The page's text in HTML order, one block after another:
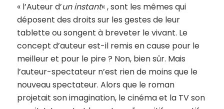
« l’Auteur d’un instant« , sont les mêmes qui
déposent des droits sur les gestes de leur
tablette ou songent à breveter le vivant. Le
concept d’auteur est-il remis en cause pour le
meilleur et pour le pire ? Non, bien sûr. Mais
l’auteur-spectateur n’est rien de moins que le
nouveau spectateur. Alors que le roman
projetait son imagination, le cinéma et la TV son